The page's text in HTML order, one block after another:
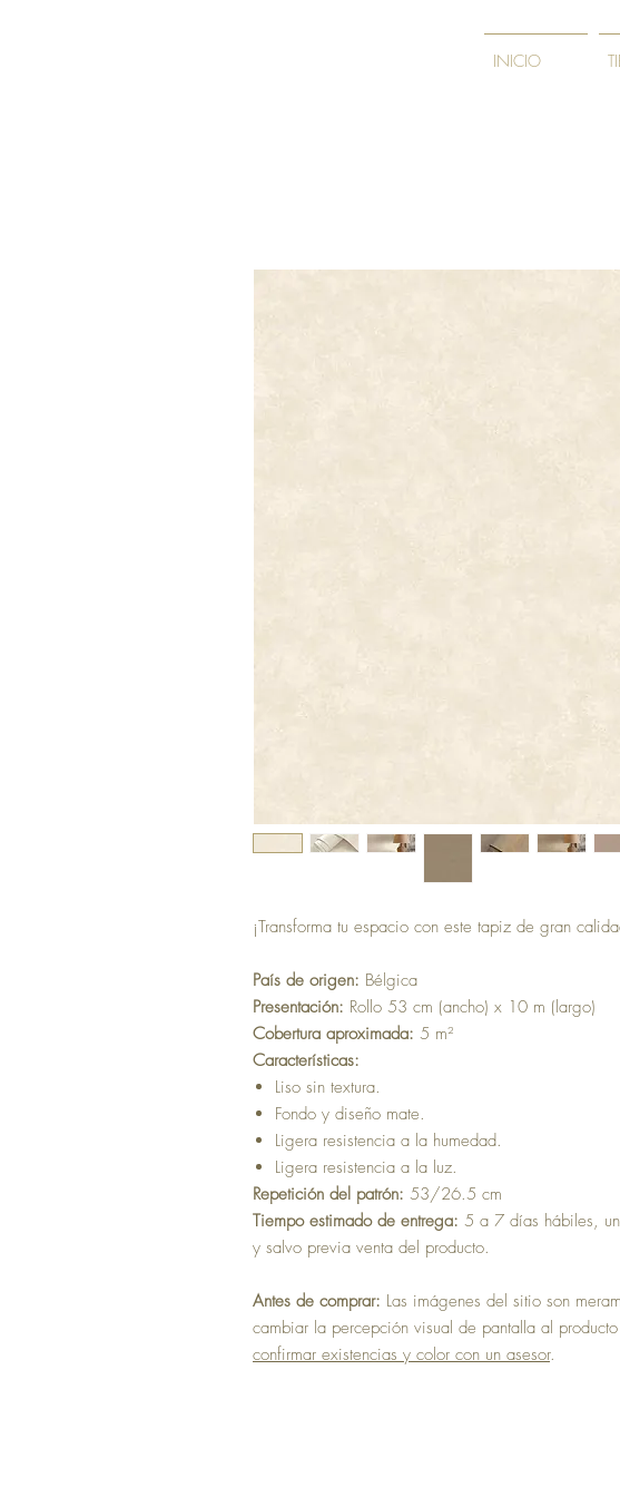
INICIO
¡Transforma tu espacio con este tapiz de gran
País de origen: Bélgica
Presentación: Rollo 53 cm (ancho) x 10 m (largo)
Cobertura aproximada: 5 m²
Características:
Liso sin textura.
Fondo y diseño mate.
Ligera resistencia a la humedad.
Ligera resistencia a la luz.
Repetición del patrón: 53/26.5 cm
Tiempo estimado de entrega: 5 a 7 días hábiles,
y salvo previa venta del producto.
Antes de comprar: Las imágenes del sitio son
cambiar la percepción visual de pantalla al
confirmar existencias y color con un asesor.